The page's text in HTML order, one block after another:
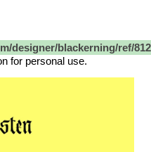
designer/blackerning/ref/
for personal use.